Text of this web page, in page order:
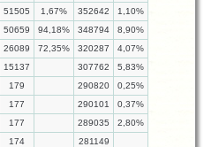
51505 1,67% 352642
1,10%
50659 94,18% 348794
8,90%
26089 72,35% 320287
4,07%
15137 307762
5,83%
179 290820
0,25%
177 290101
0,37%
177 289035
2,80%
174 281149